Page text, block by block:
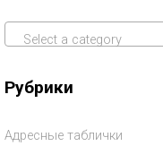
Select a category
Рубрики
Адресные таблички